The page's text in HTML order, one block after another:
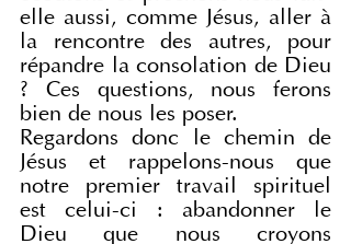
elle aussi, comme Jésus, aller à
la rencontre des autres, pour
répandre la consolation de Dieu
? Ces questions, nous ferons
bien de nous les poser.
Regardons donc le chemin de
Jésus et rappelons-nous que
notre premier travail spirituel
est celui-ci : abandonner le
Dieu que nous croyons